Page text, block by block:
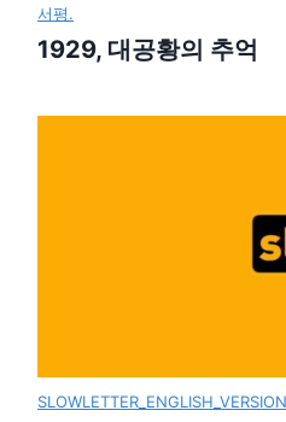
서평.
1929, 대공황의 추억
SLOWLETTER_ENGLISH_VERSION